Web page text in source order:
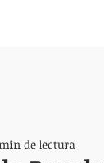
de lectura